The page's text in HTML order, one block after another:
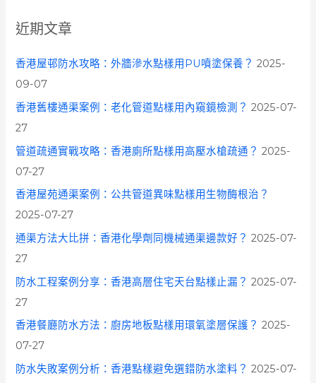
h
f
o
近期文章
香港屋邨防水攻略：外牆滲水點樣用PU噴塗保養？ 2025-
09-07
香港舊樓通渠案例：老化管道點樣用內窺鏡檢測？ 2025-07-
27
管道疏通實戰攻略：香港廁所點樣用高壓水槍疏通？ 2025-
07-27
香港屋苑通渠案例：公共管道異味點樣用生物酶根治？
2025-07-27
通渠方法大比拼：香港化學劑同機械通渠邊款好？ 2025-07-
27
防水工程案例分享：香港高層住宅天台點樣止漏？ 2025-07-
27
香港餐廳防水方法：廚房地板點樣用環氧塗層保護？ 2025-
07-27
防水失敗案例分析：香港點樣避免選錯防水塗料？ 2025-07-